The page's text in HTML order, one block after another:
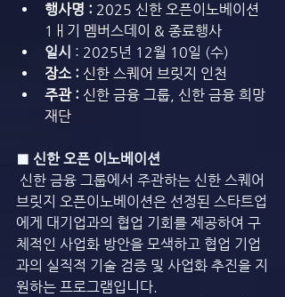
행사명 : 2025 신한 오픈이노베이션
1ㅐ기 멤버스데이 & 종료행사
일시 : 2025년 12월 10일 (수)
장소 : 신한 스퀘어 브릿지 인천
주관 : 신한 금융 그룹, 신한 금융 희망
재단
■ 신한 오픈 이노베이션
신한 금융 그룹에서 주관하는 신한 스퀘어
브릿지 오픈이노베이션은 선정된 스타트업
에게 대기업과의 협업 기회를 제공하여 구
체적인 사업화 방안을 모색하고 협업 기업
과의 실직적 기술 검증 및 사업화 추진을 지
원하는 프로그램입니다.